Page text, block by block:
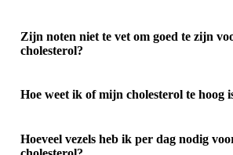
Zijn noten niet te vet om goed te zijn
cholesterol?
Hoe weet ik of mijn cholesterol te hoog
Hoeveel vezels heb ik per dag nodig